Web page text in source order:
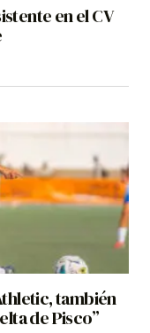
en el CV
también
de Pisco”